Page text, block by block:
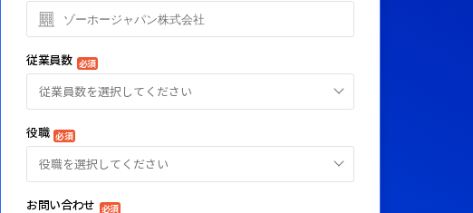
従業員数 必須
従業員数を選択してください
役職 必須
役職を選択してください
お問い合わせ 必須